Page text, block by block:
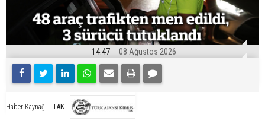
14:47 08 Ağustos 2026
Haber Kaynağı TAK